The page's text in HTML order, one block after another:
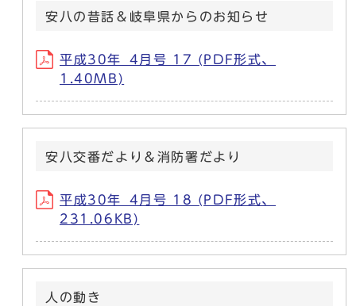
安八の昔話＆岐阜県からのお知らせ
平成30年_4月号 17 (PDF形式、
1.40MB)
安八交番だより＆消防署だより
平成30年_4月号 18 (PDF形式、
231.06KB)
人の動き